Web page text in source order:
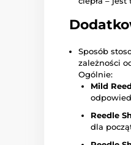
Sposób
zależności
Ogólnie:
Mild
Reedle
dla